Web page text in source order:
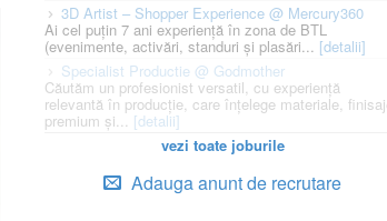
3D Artist – Shopper Experience @ Mercury360
Ai cel puțin 7 ani experiență în zona de BTL
(evenimente, activări, standuri și plasări... [detalii]
Specialist Productie @ Godmother
Căutăm un profesionist versatil, cu experiență
relevantă în producție, care înțelege materiale,
premium și... [detalii]
vezi toate joburile
Adauga anunt de recrutare